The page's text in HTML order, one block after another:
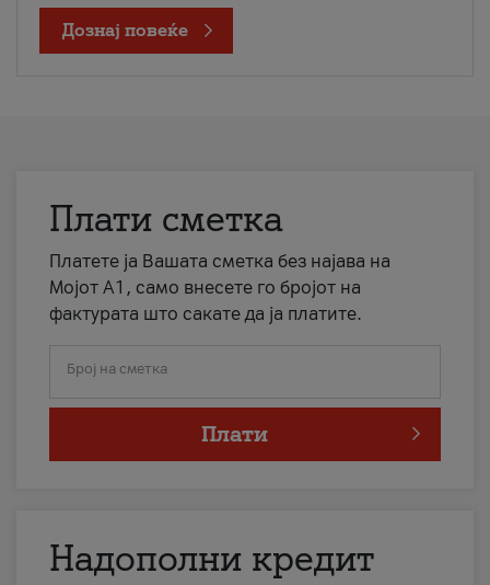
Дознај повеќе
Плати сметка
Платете ја Вашата сметка без најава на
Мојот А1, само внесете го бројот на
фактурата што сакате да ја платите.
Број на сметка
Плати
Надополни кредит